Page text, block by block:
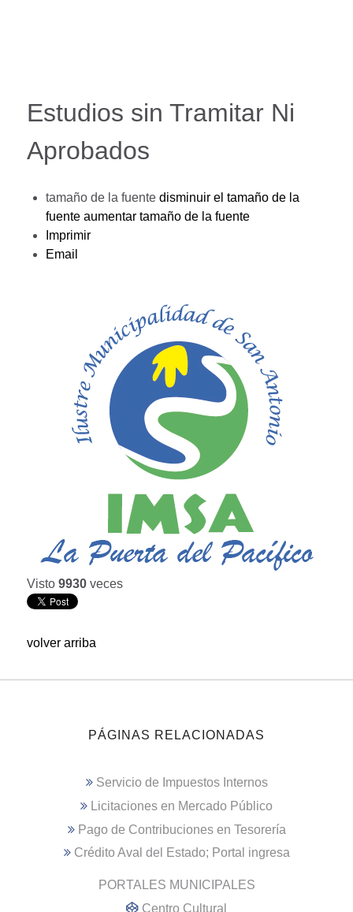
Estudios sin Tramitar Ni
Aprobados
tamaño de la fuente disminuir el tamaño de la
fuente aumentar tamaño de la fuente
Imprimir
Email
Visto 9930 veces
volver arriba
PÁGINAS RELACIONADAS
Servicio de Impuestos Internos
Licitaciones en Mercado Público
Pago de Contribuciones en Tesorería
Crédito Aval del Estado; Portal ingresa
PORTALES MUNICIPALES
Centro Cultural